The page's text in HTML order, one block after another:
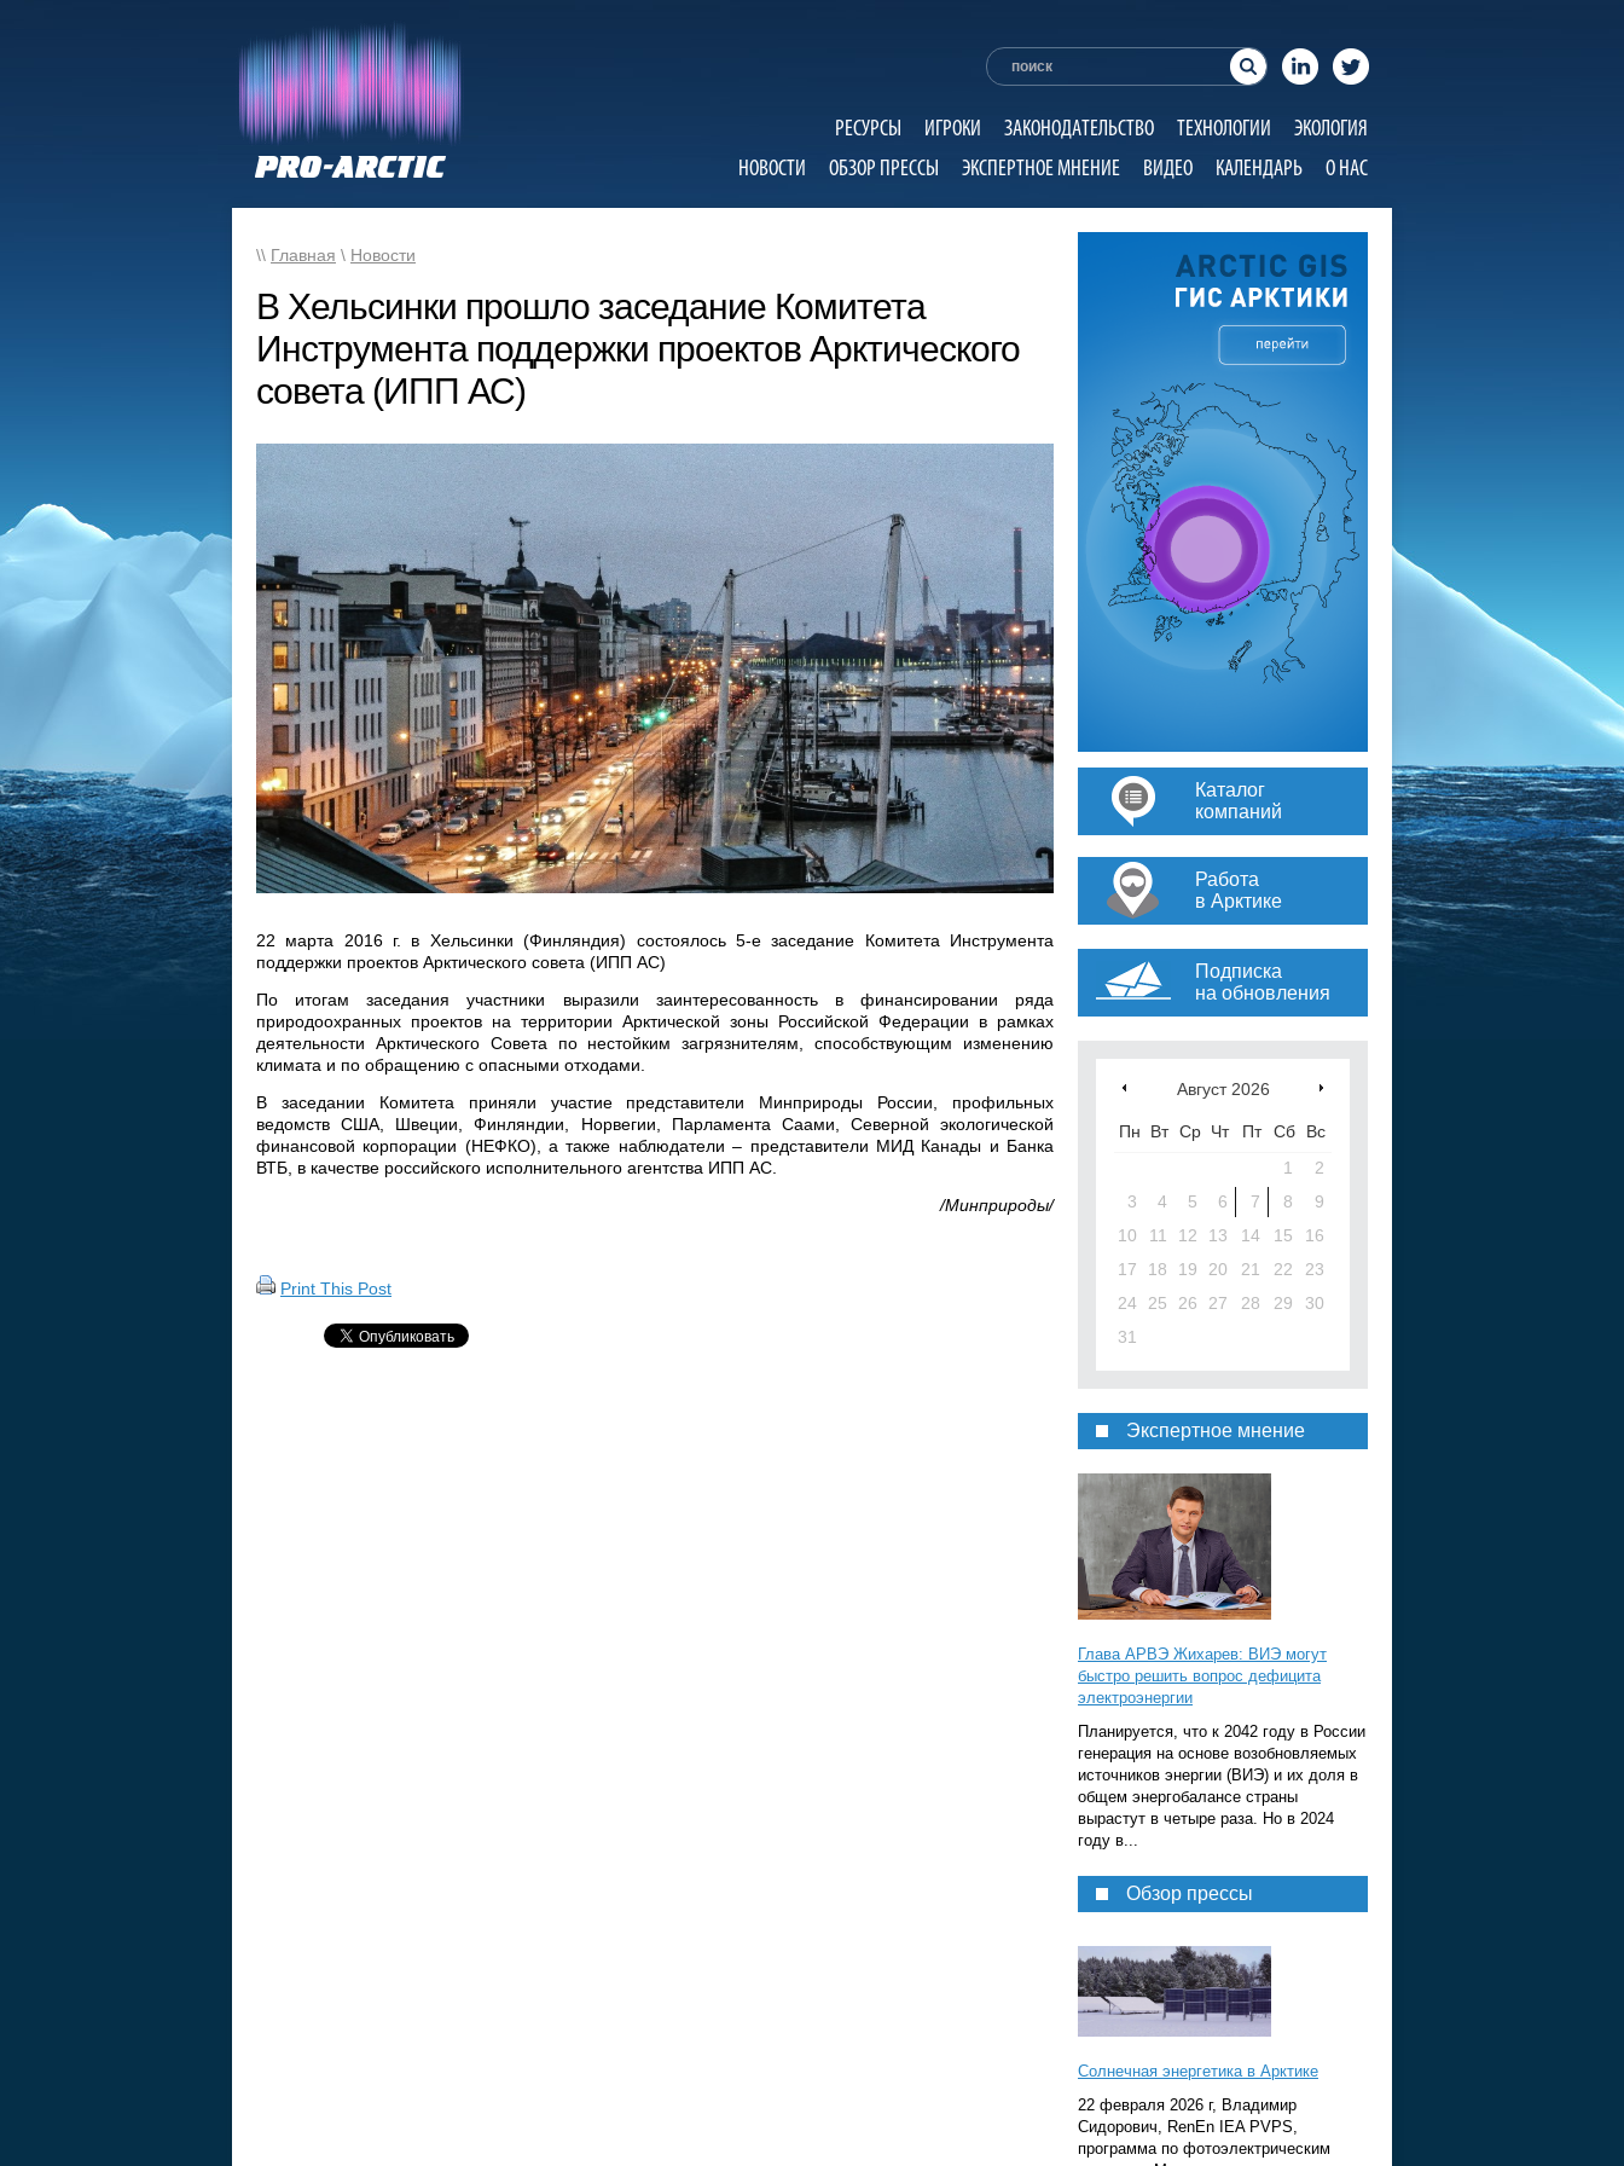
РЕСУРСЫ ИГРОКИ ЗАКОНОДАТЕЛЬСТВО ТЕХНОЛОГИИ
ЭКОЛОГИЯ
НОВОСТИ
ОБЗОР ПРЕССЫ ЭКСПЕРТНОЕ МНЕНИЕ ВИДЕО КАЛЕНДАРЬ О НАС
\\ Главная \ Новости
В Хельсинки прошло заседание Комитета
Инструмента поддержки проектов Арктического
совета (ИПП АС)
22 марта 2016 г. в Хельсинки (Финляндия) состоялось 5-е заседание Комитета Инструмента
поддержки проектов Арктического совета (ИПП АС)
По итогам заседания участники выразили заинтересованность в финансировании ряда
природоохранных проектов на территории Арктической зоны Российской Федерации в рамках
деятельности Арктического Совета по нестойким загрязнителям, способствующим изменению
климата и по обращению с опасными отходами.
В заседании Комитета приняли участие представители Минприроды России, профильных
ведомств США, Швеции, Финляндии, Норвегии, Парламента Саами, Северной экологической
финансовой корпорации (НЕФКО), а также наблюдатели – представители МИД Канады и Банка
ВТБ, в качестве российского исполнительного агентства ИПП АС.
/Минприроды/
Print This Post
Каталог
компаний
Работа
в Арктике
Подписка
на обновления
Август 2026
Пн Вт Ср Чт Пт Сб
Вс
1
2
3
4 5 6 7 8
9
10
11 12 13 14 15
16
17
18 19 20 21 22
23
24
25 26 27 28 29
30
31
Экспертное мнение
Глава АРВЭ Жихарев: ВИЭ могут
быстро решить вопрос дефицита
электроэнергии
Планируется, что к 2042 году в России
генерация на основе возобновляемых
источников энергии (ВИЭ) и их доля в
общем энергобалансе страны
вырастут в четыре раза. Но в 2024
году в...
Обзор прессы
Солнечная энергетика в Арктике
22 февраля 2026 г, Владимир
Сидорович, RenEn IEA PVPS,
программа по фотоэлектрическим